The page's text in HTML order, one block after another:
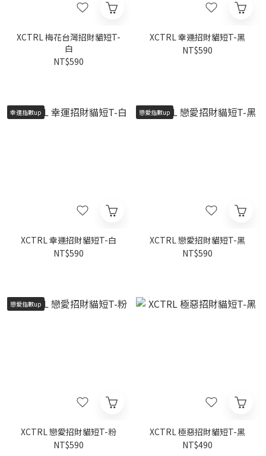
XCTRL 梅花台灣招財貓短T-
白
NT$590
XCTRL 幸運招財貓短T-黑
NT$590
幸運指數up
XCTRL 幸運招財貓短T-白
NT$590
戀愛指數up
XCTRL 戀愛招財貓短T-黑
NT$590
戀愛指數up
XCTRL 戀愛招財貓短T-粉
NT$590
XCTRL 極惡招財貓短T-黑
NT$490